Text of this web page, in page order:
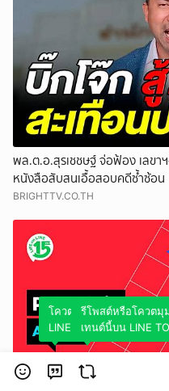
พล.ต.อ.สุรเชชษฐ์ จ่อฟ้อง เลขา
หนังสือสับสนเอื้อสอบคดีซ้ำซ้อน
BRIGHTTV.CO.TH
โควตมุมมองของคุณผ่าน
LINE TODAY
รีโพสต์หรือโควต
เทนต์นี้บน LINE